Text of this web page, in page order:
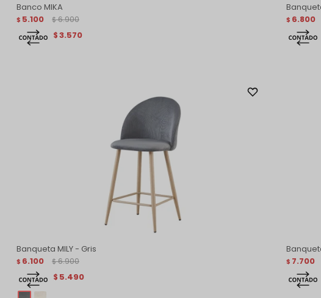
Banco MIKA
$ 5.100 $ 6.900
$ 3.570
$ 6.800
Banqueta MILY - Gris
$ 6.100 $ 6.900
$ 5.490
$ 7.700